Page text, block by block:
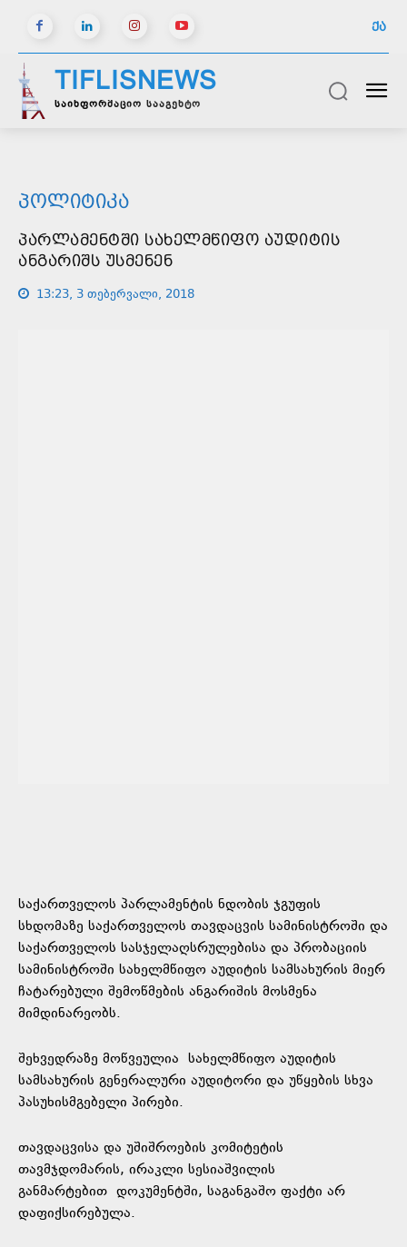
ᲥᲐ
TIFLISNEWS
საინფორმაციო სააგენტო
ᲞᲝᲚᲘᲢᲘᲙᲐ
ᲞᲐᲠᲚᲐᲛᲔᲜᲢᲨᲘ ᲡᲐᲮᲔᲚᲛᲬᲘᲤᲝ ᲐᲣᲓᲘᲢᲘᲡ
ᲐᲜᲒᲐᲠᲘᲨᲡ ᲣᲡᲛᲔᲜᲔᲜ
13:23, 3 თებერვალი, 2018
საქართველოს პარლამენტის ნდობის ჯგუფის
სხდომაზე საქართველოს თავდაცვის სამინისტროში და
საქართველოს სასჯელაღსრულებისა და პრობაციის
სამინისტროში სახელმწიფო აუდიტის სამსახურის მიერ
ჩატარებული შემოწმების ანგარიშის მოსმენა
მიმდინარეობს.
შეხვედრაზე მოწვეულია სახელმწიფო აუდიტის
სამსახურის გენერალური აუდიტორი და უწყების სხვა
პასუხისმგებელი პირები.
თავდაცვისა და უშიშროების კომიტეტის
თავმჯდომარის, ირაკლი სესიაშვილის
განმარტებით დოკუმენტში, საგანგაშო ფაქტი არ
დაფიქსირებულა.